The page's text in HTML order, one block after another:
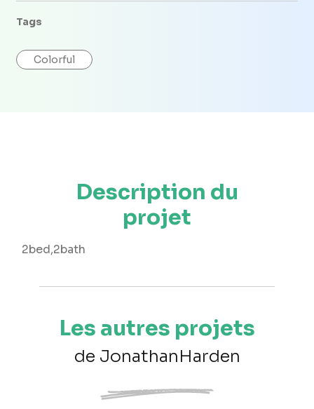
Tags
Colorful
Description du
projet
2bed,2bath
Les autres projets
de JonathanHarden